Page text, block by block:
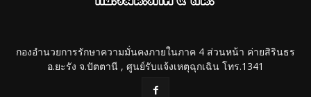
กองอำนวยการรักษาความมั่นคงภายในภาค 4 ส่วนหน้า ค่ายสิรินธร
อ.ยะรัง จ.ปัตตานี , ศูนย์รับแจ้งเหตุฉุกเฉิน โทร.1341